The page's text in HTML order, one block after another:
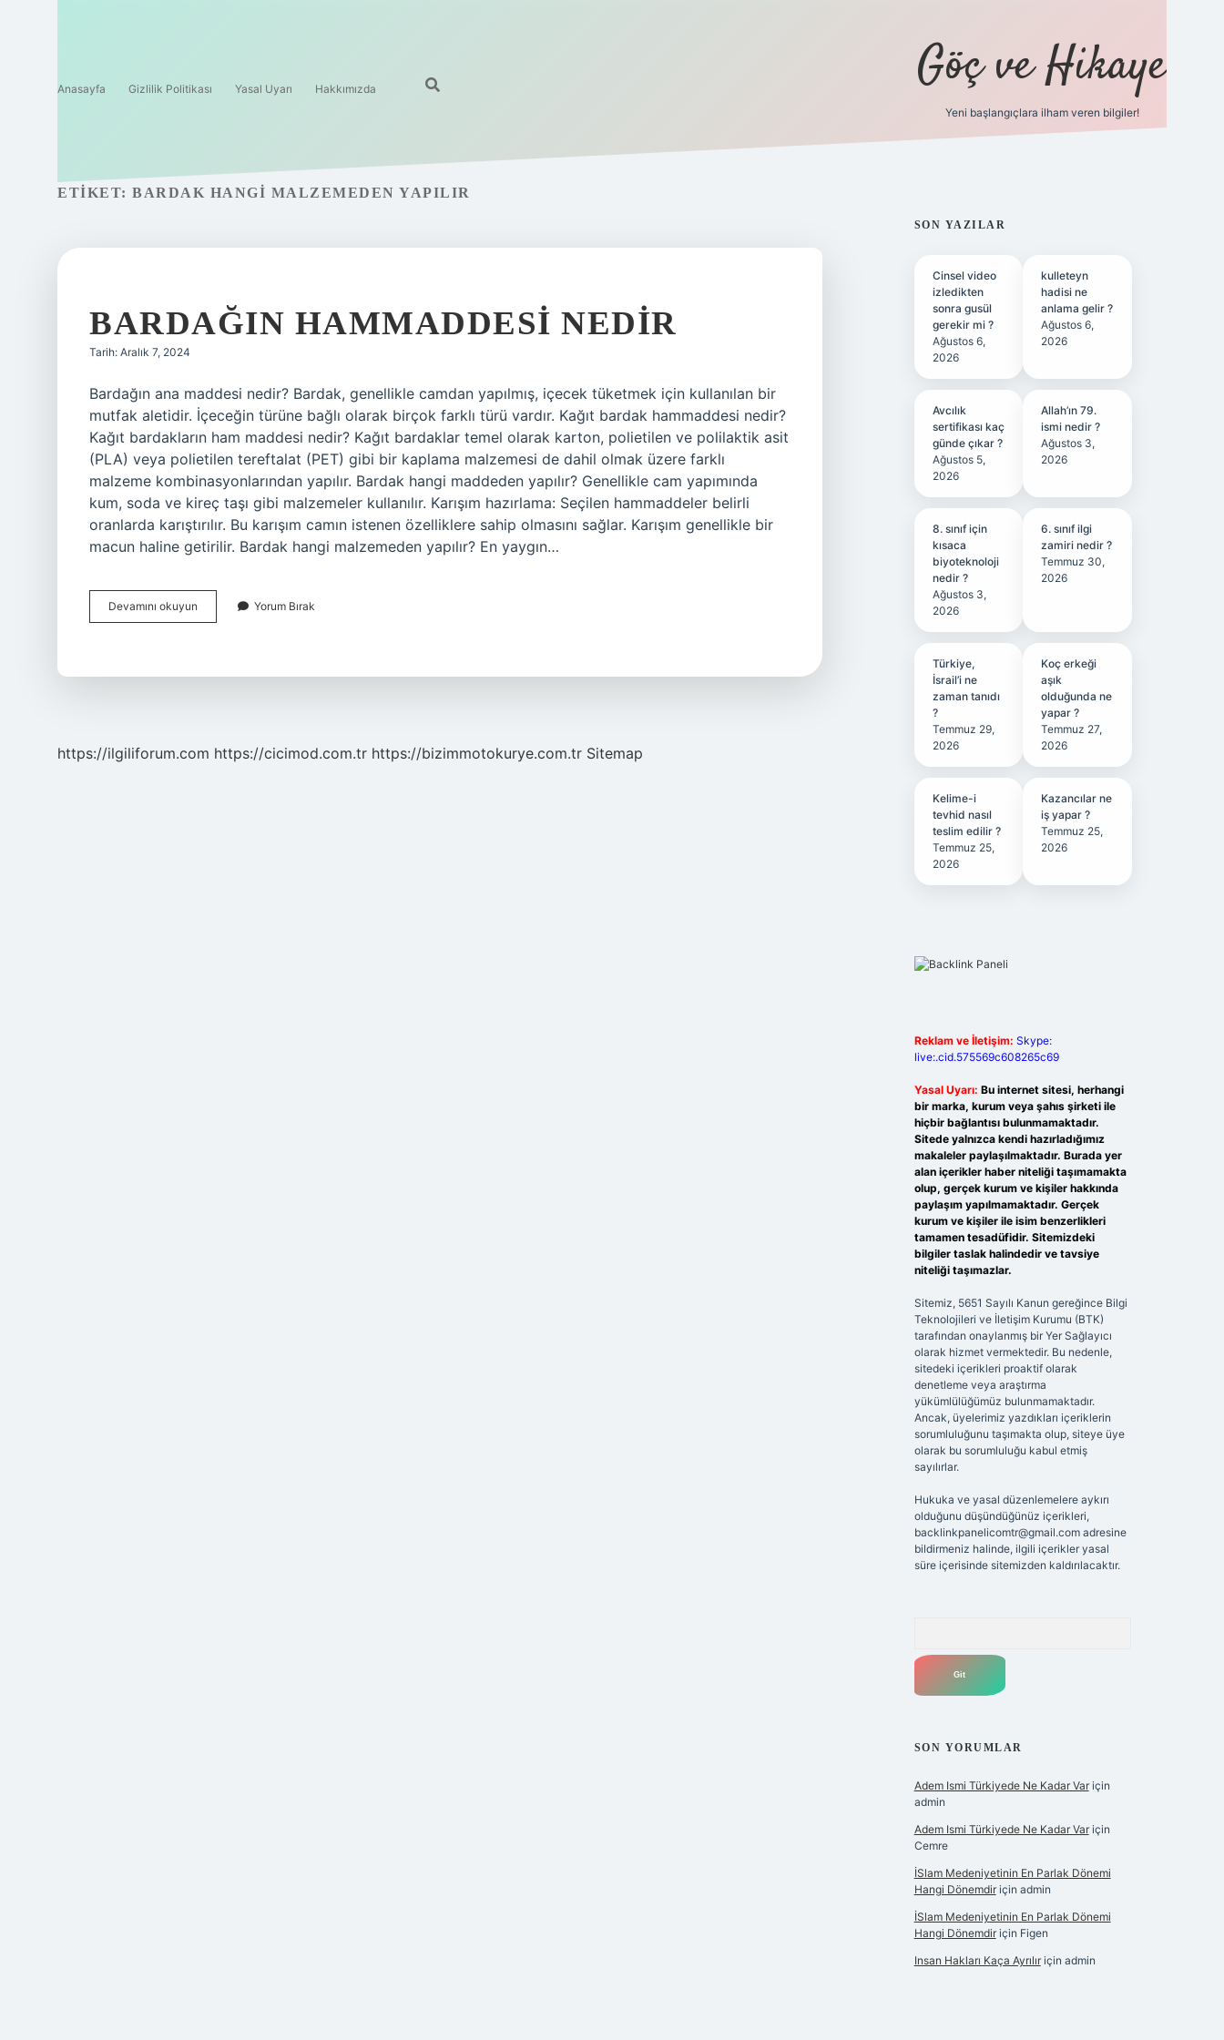
Anasayfa Gizlilik Politikası Yasal Uyarı Hakkımızda Göç ve Hikaye
Yeni başlangıçlara ilham veren bilgiler!
ETIKET: BARDAK HANGI MALZEMEDEN YAPILIR
BARDAĞIN HAMMADDESI NEDIR
Tarih: Aralık 7, 2024
Bardağın ana maddesi nedir? Bardak, genellikle camdan yapılmış, içecek tüketmek için kullanılan bir
mutfak aletidir. İçeceğin türüne bağlı olarak birçok farklı türü vardır. Kağıt bardak hammaddesi nedir?
Kağıt bardakların ham maddesi nedir? Kağıt bardaklar temel olarak karton, polietilen ve polilaktik asit
(PLA) veya polietilen tereftalat (PET) gibi bir kaplama malzemesi de dahil olmak üzere farklı
malzeme kombinasyonlarından yapılır. Bardak hangi maddeden yapılır? Genellikle cam yapımında
kum, soda ve kireç taşı gibi malzemeler kullanılır. Karışım hazırlama: Seçilen hammaddeler belirli
oranlarda karıştırılır. Bu karışım camın istenen özelliklere sahip olmasını sağlar. Karışım genellikle bir
macun haline getirilir. Bardak hangi malzemeden yapılır? En yaygın…
Devamını okuyun Bardağın
Hammaddesi
Yorum Bırak
https://ilgiliforum.com https://cicimod.com.tr https://bizimmotokurye.com.tr Sitemap
SIDEBAR
SON YAZILAR
Cinsel video
izledikten
sonra gusül
gerekir mi ?
Ağustos 6,
2026
kulleteyn
hadisi ne
anlama gelir ?
Ağustos 6,
2026
Avcılık
sertifikası kaç
günde çıkar ?
Ağustos 5,
2026
Allah’ın 79.
ismi nedir ?
Ağustos 3,
2026
8. sınıf için
kısaca
biyoteknoloji
nedir ?
Ağustos 3,
2026
6. sınıf ilgi
zamiri nedir ?
Temmuz 30,
2026
Türkiye,
İsrail’i ne
zaman tanıdı
?
Temmuz 29,
2026
Koç erkeği
aşık
olduğunda ne
yapar ?
Temmuz 27,
2026
Kelime-i
tevhid nasıl
teslim edilir ?
Temmuz 25,
2026
Kazancılar ne
iş yapar ?
Temmuz 25,
2026
Reklam ve İletişim: Skype:
live:.cid.575569c608265c69
Yasal Uyarı: Bu internet sitesi, herhangi
bir marka, kurum veya şahıs şirketi ile
hiçbir bağlantısı bulunmamaktadır.
Sitede yalnızca kendi hazırladığımız
makaleler paylaşılmaktadır. Burada yer
alan içerikler haber niteliği taşımamakta
olup, gerçek kurum ve kişiler hakkında
paylaşım yapılmamaktadır. Gerçek
kurum ve kişiler ile isim benzerlikleri
tamamen tesadüfidir. Sitemizdeki
bilgiler taslak halindedir ve tavsiye
niteliği taşımazlar.
Sitemiz, 5651 Sayılı Kanun gereğince Bilgi
Teknolojileri ve İletişim Kurumu (BTK)
tarafından onaylanmış bir Yer Sağlayıcı
olarak hizmet vermektedir. Bu nedenle,
sitedeki içerikleri proaktif olarak
denetleme veya araştırma
yükümlülüğümüz bulunmamaktadır.
Ancak, üyelerimiz yazdıkları içeriklerin
sorumluluğunu taşımakta olup, siteye üye
olarak bu sorumluluğu kabul etmiş
sayılırlar.
Hukuka ve yasal düzenlemelere aykırı
olduğunu düşündüğünüz içerikleri,
backlinkpanelicomtr@gmail.comadresine
bildirmeniz halinde, ilgili içerikler yasal
süre içerisinde sitemizden kaldırılacaktır.
SON YORUMLAR
Adem Ismi Türkiyede Ne Kadar Variçin
admin
Adem Ismi Türkiyede Ne Kadar Variçin
Cemre
İSlam Medeniyetinin En Parlak Dönemi
Hangi Dönemdiriçin admin
İSlam Medeniyetinin En Parlak Dönemi
Hangi Dönemdiriçin Figen
Insan Hakları Kaça Ayrılıriçin admin